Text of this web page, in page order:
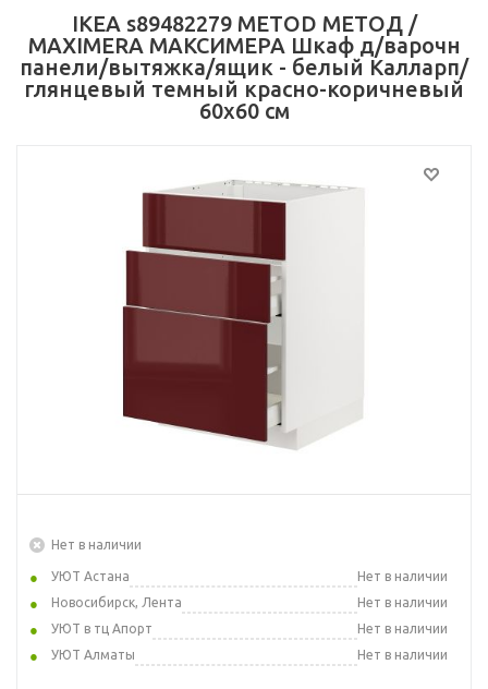
IKEA s89482279 METOD МЕТОД /
MAXIMERA МАКСИМЕРА Шкаф д/варочн
панели/вытяжка/ящик - белый Калларп/
глянцевый темный красно-коричневый
60x60 см
Нет в наличии
УЮТ Астана
Нет в наличии
Новосибирск, Лента
Нет в наличии
УЮТ в тц Апорт
Нет в наличии
УЮТ Алматы
Нет в наличии